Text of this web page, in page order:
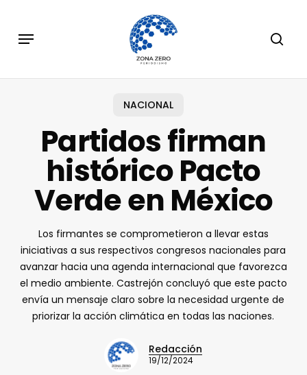
main
Menu
NACIONAL
Partidos firman
histórico Pacto
Verde en México
Los firmantes se comprometieron a llevar estas
iniciativas a sus respectivos congresos nacionales para
avanzar hacia una agenda internacional que favorezca
el medio ambiente. Castrejón concluyó que este pacto
envía un mensaje claro sobre la necesidad urgente de
priorizar la acción climática en todas las naciones.
Redacción
19/12/2024